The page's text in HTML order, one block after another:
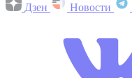
Дзен Новости